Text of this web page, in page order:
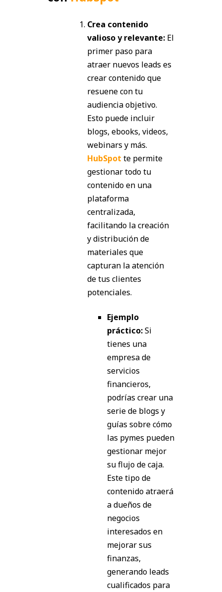
Crea contenido
valioso y relevante: El
primer paso para
atraer nuevos leads es
crear contenido que
resuene con tu
audiencia objetivo.
Esto puede incluir
blogs, ebooks, videos,
webinars y más.
HubSpot te permite
gestionar todo tu
contenido en una
plataforma
centralizada,
facilitando la creación
y distribución de
materiales que
capturan la atención
de tus clientes
potenciales.
Ejemplo
práctico:Si
tienes una
empresa de
servicios
financieros,
podrías crear una
serie de blogs y
guías sobre cómo
las pymes pueden
gestionar mejor
su flujo de caja.
Este tipo de
contenido atraerá
a dueños de
negocios
interesados en
mejorar sus
finanzas,
generando leads
cualificados para